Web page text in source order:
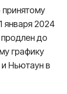
принятому
января 2024
до
графику
Ньютаун в